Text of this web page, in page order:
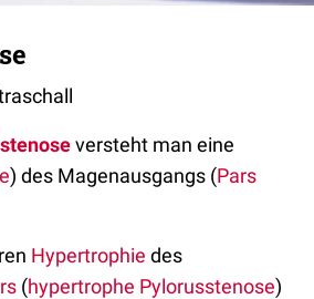
versteht man eine
) des Magenausgangs (Pars
Hypertrophie des
(hypertrophe Pylorusstenose)